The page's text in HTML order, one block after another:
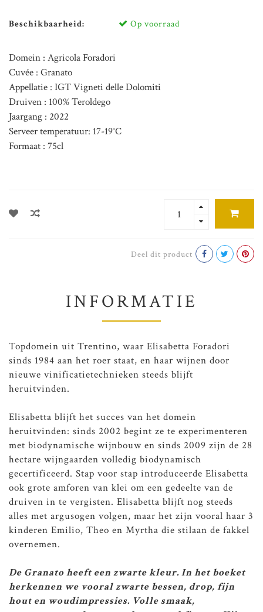
Beschikbaarheid: Op voorraad
Domein : Agricola Foradori
Cuvée : Granato
Appellatie : IGT Vigneti delle Dolomiti
Druiven : 100% Teroldego
Jaargang : 2022
Serveer temperatuur: 17-19°C
Formaat : 75cl
Deel dit product
INFORMATIE
Topdomein uit Trentino, waar Elisabetta Foradori
sinds 1984 aan het roer staat, en haar wijnen door
nieuwe vinificatietechnieken steeds blijft
heruitvinden.
Elisabetta blijft het succes van het domein
heruitvinden: sinds 2002 begint ze te experimenteren
met biodynamische wijnbouw en sinds 2009 zijn de 28
hectare wijngaarden volledig biodynamisch
gecertificeerd. Stap voor stap introduceerde Elisabetta
ook grote amforen van klei om een gedeelte van de
druiven in te vergisten. Elisabetta blijft nog steeds
alles met argusogen volgen, maar het zijn vooral haar 3
kinderen Emilio, Theo en Myrtha die stilaan de fakkel
overnemen.
De Granato heeft een zwarte kleur. In het boeket
herkennen we vooral zwarte bessen, drop, fijn
hout en woudimpressies. Volle smaak,